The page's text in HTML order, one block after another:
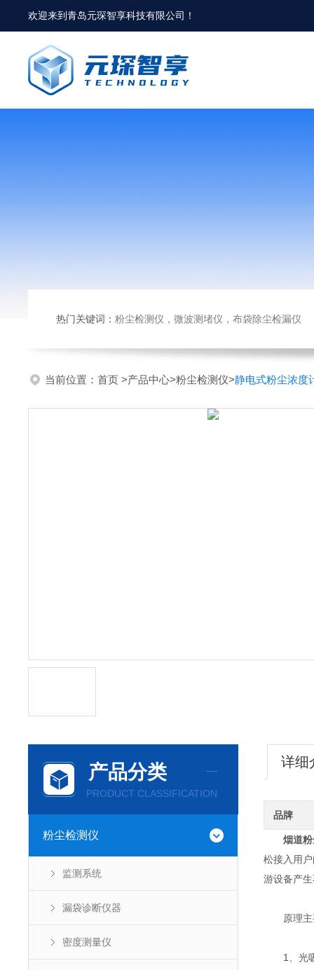
欢迎来到青岛元琛智享科技有限公司 ！
热门关键词： 粉尘检测仪，微波测堵仪，布袋除尘检漏仪
当前位置： 首页 >产品中心>粉尘检测仪>静电式粉尘浓度
产品分类
PRODUCT CLASSIFICATION
粉尘检测仪
监测系统
漏袋诊断仪器
密度测量仪
详细
品牌
烟道
松接入用
游设备产
原理主要
1、光